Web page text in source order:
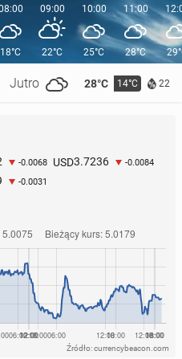
Jutro 28°C 14°C 22
18°C
09:00
22°C
10:00
25°C
11:00
28°C
-0.0068 USD3.7236 -0.0084
-0.0031
Źródło: currencybeacon.com